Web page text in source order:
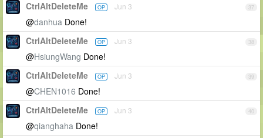
37
CtrlAltDeleteMe OP Jun 3
@danhua Done!
38
CtrlAltDeleteMe OP Jun 3
@HsiungWang Done!
39
CtrlAltDeleteMe OP Jun 3
@CHEN1016 Done!
40
CtrlAltDeleteMe OP Jun 3
@qianghaha Done!